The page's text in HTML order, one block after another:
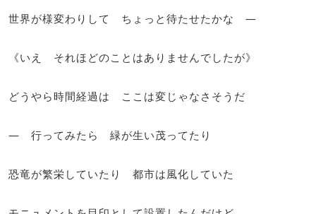
世界が様変わりして ちょっと待たせたかな ―
《いえ それほどのことはありませんでしたが》
どうやら時間経過は ここは変じゃなさそうだ
― 行ってみたら 緑が生い茂ってたり
恐竜が繁栄していたり 都市は風化していた